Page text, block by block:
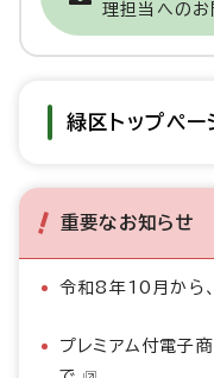
理担当へのお
緑区トップペー
重要なお知らせ
令和8年10月から
プレミアム付電子